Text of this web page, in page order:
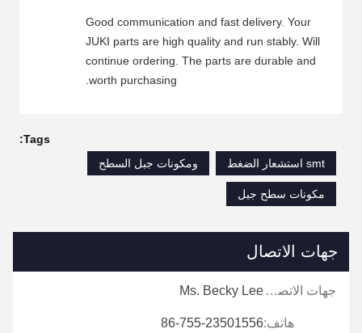
Good communication and fast delivery. Your
JUKI parts are high quality and run stably. Will
continue ordering. The parts are durable and
worth purchasing.
Tags:
smt استشعار الضغط
ومكونات جبل السطح
مكونات سطح جبل
جهات الاتصال
جهات الاتصال: Ms. Becky Lee
هاتف:86-755-23501556